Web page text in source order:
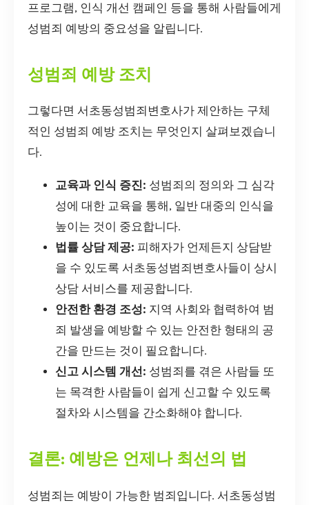
프로그램, 인식 개선 캠페인 등을 통해 사람들에게
성범죄 예방의 중요성을 알립니다.
성범죄 예방 조치
그렇다면 서초동성범죄변호사가 제안하는 구체
적인 성범죄 예방 조치는 무엇인지 살펴보겠습니
다.
교육과 인식 증진: 성범죄의 정의와 그 심각
성에 대한 교육을 통해, 일반 대중의 인식을
높이는 것이 중요합니다.
법률 상담 제공: 피해자가 언제든지 상담받
을 수 있도록 서초동성범죄변호사들이 상시
상담 서비스를 제공합니다.
안전한 환경 조성: 지역 사회와 협력하여 범
죄 발생을 예방할 수 있는 안전한 형태의 공
간을 만드는 것이 필요합니다.
신고 시스템 개선: 성범죄를 겪은 사람들 또
는 목격한 사람들이 쉽게 신고할 수 있도록
절차와 시스템을 간소화해야 합니다.
결론: 예방은 언제나 최선의 법
성범죄는 예방이 가능한 범죄입니다. 서초동성범